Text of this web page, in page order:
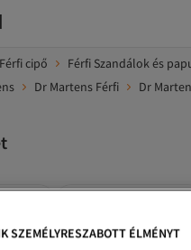
Férfi cipő Férfi Szandálok és
Dr Martens Férfi Dr
SZEMÉLYRESZABOTT ÉLMÉNYT